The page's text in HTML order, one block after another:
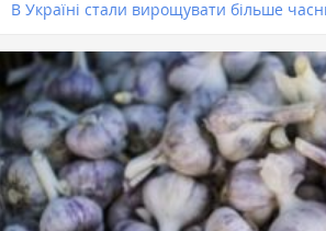
В Україні стали вирощувати більше